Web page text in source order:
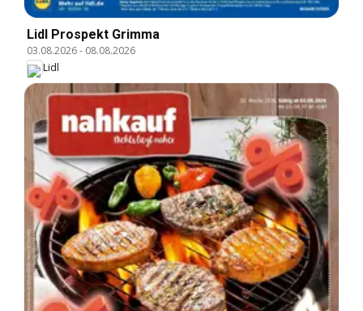
Lidl Prospekt Grimma
03.08.2026- 08.08.2026
Lidl